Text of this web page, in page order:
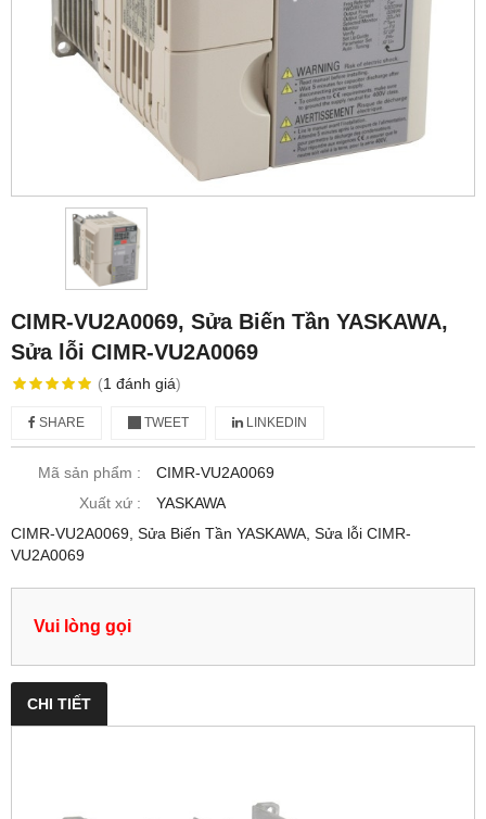
CIMR-VU2A0069, Sửa Biến Tần YASKAWA,
Sửa lỗi CIMR-VU2A0069
(1 đánh giá)
SHARE TWEET LINKEDIN
Mã sản phẩm :
CIMR-VU2A0069
Xuất xứ :
YASKAWA
CIMR-VU2A0069, Sửa Biến Tần YASKAWA, Sửa lỗi CIMR-
VU2A0069
Vui lòng gọi
CHI TIẾT